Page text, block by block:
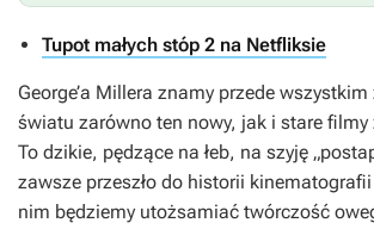
Tupot małych stóp 2 na Netfliksie
George’a Millera znamy przede wszystkim
światu zarówno ten nowy, jak i stare
To dzikie, pędzące na łeb, na szyję
zawsze przeszło do historii
nim będziemy utożsamiać twórczość